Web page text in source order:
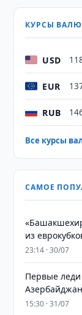
КУРСЫ
USD
EUR
RUB
Все курсы
САМОЕ
из
23:14 · 30/07
Первые леди
15:30 · 31/07